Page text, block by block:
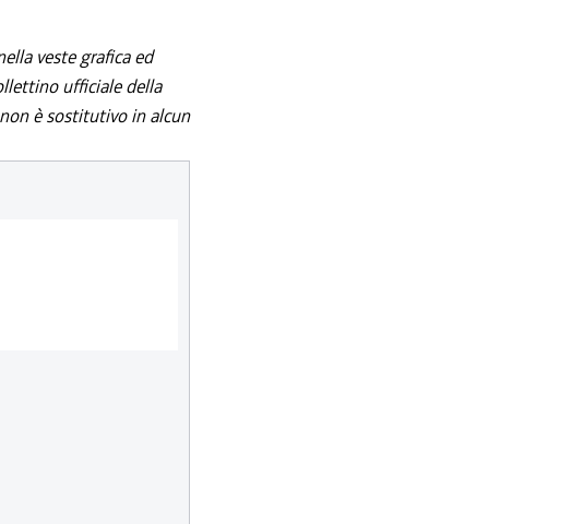
veste grafica ed
ufficiale della
è sostitutivo in alcun